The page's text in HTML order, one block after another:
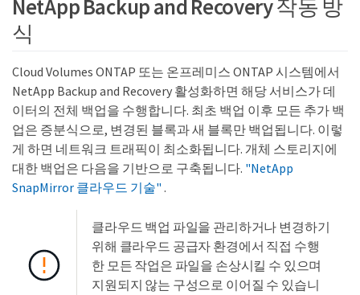
NetApp Backup and Recovery 작동 방
식
Cloud Volumes ONTAP 또는 온프레미스 ONTAP 시스템에서
NetApp Backup and Recovery 활성화하면 해당 서비스가 데
이터의 전체 백업을 수행합니다. 최초 백업 이후 모든 추가 백
업은 증분식으로, 변경된 블록과 새 블록만 백업됩니다. 이렇
게 하면 네트워크 트래픽이 최소화됩니다. 개체 스토리지에
대한 백업은 다음을 기반으로 구축됩니다. "NetApp
SnapMirror 클라우드 기술" .
클라우드 백업 파일을 관리하거나 변경하기
위해 클라우드 공급자 환경에서 직접 수행
한 모든 작업은 파일을 손상시킬 수 있으며
지원되지 않는 구성으로 이어질 수 있습니